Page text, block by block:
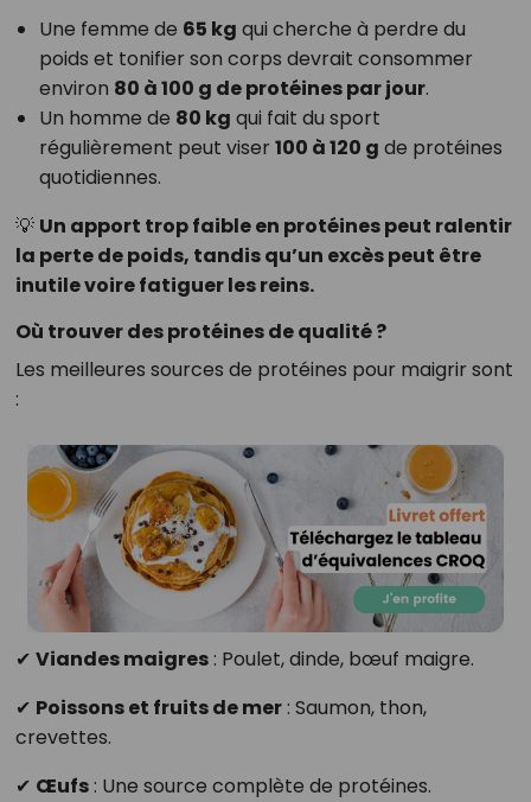
Une femme de 65 kg qui cherche à perdre du
poids et tonifier son corps devrait consommer
environ 80 à 100 g de protéines par jour.
Un homme de 80 kg qui fait du sport
régulièrement peut viser 100 à 120 g de protéines
quotidiennes.
💡 Un apport trop faible en protéines peut ralentir
la perte de poids, tandis qu’un excès peut être
inutile voire fatiguer les reins.
Où trouver des protéines de qualité ?
Les meilleures sources de protéines pour maigrir sont
:
✔ Viandes maigres: Poulet, dinde, bœuf maigre.
✔ Poissons et fruits de mer: Saumon, thon,
crevettes.
✔ Œufs: Une source complète de protéines.